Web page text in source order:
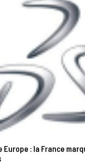
Europe : la France